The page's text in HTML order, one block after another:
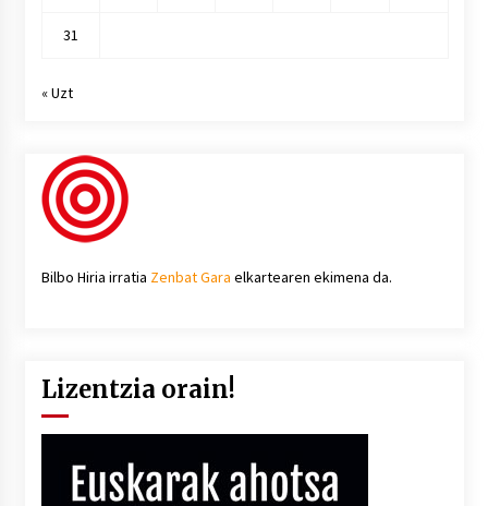
31
« Uzt
Bilbo Hiria irratia Zenbat Gara elkartearen ekimena da.
Lizentzia orain!